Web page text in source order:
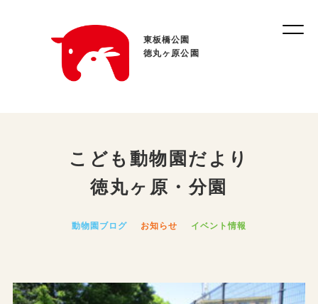
東板橋公園
徳丸ヶ原公園
こども動物園だより
徳丸ヶ原・分園
動物園ブログ お知らせ イベント情報